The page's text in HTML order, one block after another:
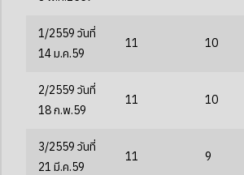
1/2559 วันที่
14 ม.ค.59
11 10
2/2559 วันที่
18 ก.พ.59
11 10
3/2559 วันที่
21 มี.ค.59
11 9